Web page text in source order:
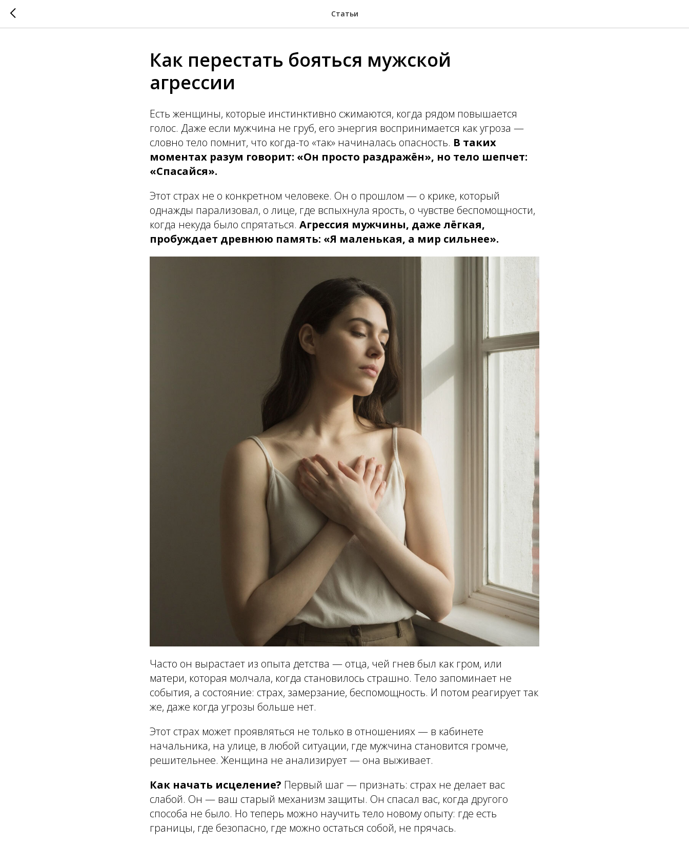
Статьи
Как перестать бояться мужской
агрессии
Есть женщины, которые инстинктивно сжимаются, когда рядом повышается
голос. Даже если мужчина не груб, его энергия воспринимается как угроза —
словно тело помнит, что когда-то «так» начиналась опасность. В таких
моментах разум говорит: «Он просто раздражён», но тело шепчет:
«Спасайся».
Этот страх не о конкретном человеке. Он о прошлом — о крике, который
однажды парализовал, о лице, где вспыхнула ярость, о чувстве беспомощности,
когда некуда было спрятаться. Агрессия мужчины, даже лёгкая,
пробуждает древнюю память: «Я маленькая, а мир сильнее».
Часто он вырастает из опыта детства — отца, чей гнев был как гром, или
матери, которая молчала, когда становилось страшно. Тело запоминает не
события, а состояние: страх, замерзание, беспомощность. И потом реагирует так
же, даже когда угрозы больше нет.
Этот страх может проявляться не только в отношениях — в кабинете
начальника, на улице, в любой ситуации, где мужчина становится громче,
решительнее. Женщина не анализирует — она выживает.
Как начать исцеление? Первый шаг — признать: страх не делает вас
слабой. Он — ваш старый механизм защиты. Он спасал вас, когда другого
способа не было. Но теперь можно научить тело новому опыту: где есть
границы, где безопасно, где можно остаться собой, не прячась.